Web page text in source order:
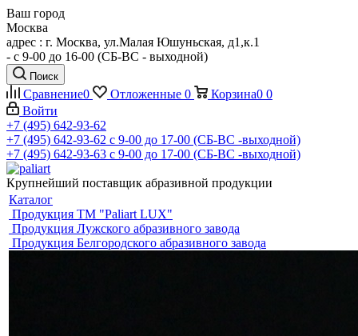
Ваш город
Москва
адрес : г. Москва, ул.Малая Юшуньская, д1,к.1
- c 9-00 до 16-00 (СБ-ВС - выходной)
Поиск
Сравнение0 Отложенные 0 Корзина0 0
Войти
+7 (495) 642-93-62
+7 (495) 642-93-62 c 9-00 до 17-00 (СБ-ВС -выходной)
+7 (495) 642-93-63 c 9-00 до 17-00 (СБ-ВС -выходной)
Крупнейший поставщик абразивной продукции
Каталог
Продукция ТМ "Paliart LUX"
Продукция Лужского абразивного завода
Продукция Белгородского абразивного завода